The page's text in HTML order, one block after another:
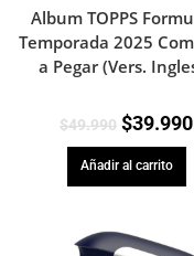
Album TOPPS
Temporada 2025
a Pegar (Vers.
$49.990 $39.990
Añadir al carrito